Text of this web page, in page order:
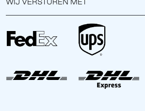
WIJ VERSTUREN MET